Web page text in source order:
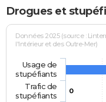
Drogues et
Données 2025 (source :
l'Intérieur et des Outre-Mer)
0
Usage de
stupéfiants
Trafic de
stupéfiants